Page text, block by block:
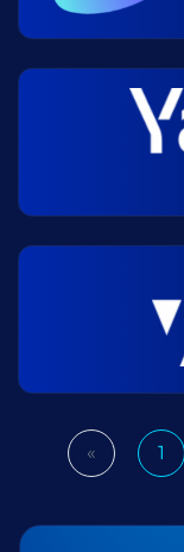
«Previous1